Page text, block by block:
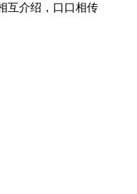
互介绍，口口相传